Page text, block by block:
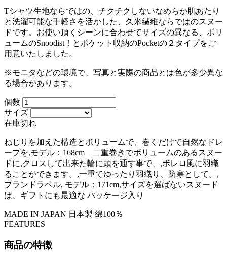
Tシャツ生地ならではの、チクチクしないなめらか肌あたり
と洗濯可能な手軽さを活かした、久米繊維ならではのスヌー
ドです。お使い頂くシーンに合わせてサイズの異なる、ボリ
ュームのSnoodist！とポケット収納のPocketの２タイプをご
用意いたしました。
※モニタなどの環境で、写真と実際の商品とは色が多少異な
る場合があります。
個数
サイズ
在庫切れ
ねじりを加えた構造とボリュームで、巻くだけで自然なドレ
ープを,モデル：168cm 二重巻きでボリュームのあるスヌー
ドに,クロスして出来た輪に頭を通す事で、,ボレロ風に羽織
ることができます。,一重でゆったり羽織り、防寒として。,
ブランドラベル, モデル：171cm,サイズを選ばないスヌード
は、ギフトにも最適な パッケージ入り
MADE IN JAPAN 日本製 綿100％
FEATURES
商品の特徴